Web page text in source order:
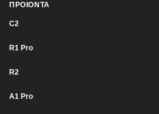
ΠΡΟΙΟΝΤΑ
C2
R1 Pro
R2
Α1 Pro